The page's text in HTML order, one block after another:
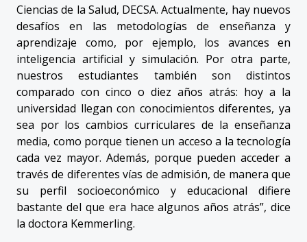
Ciencias de la Salud, DECSA. Actualmente, hay nuevos
desafíos en las metodologías de enseñanza y
aprendizaje como, por ejemplo, los avances en
inteligencia artificial y simulación. Por otra parte,
nuestros estudiantes también son distintos
comparado con cinco o diez años atrás: hoy a la
universidad llegan con conocimientos diferentes, ya
sea por los cambios curriculares de la enseñanza
media, como porque tienen un acceso a la tecnología
cada vez mayor. Además, porque pueden acceder a
través de diferentes vías de admisión, de manera que
su perfil socioeconómico y educacional difiere
bastante del que era hace algunos años atrás”, dice
la doctora Kemmerling.